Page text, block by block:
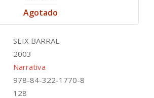
Agotado
SEIX BARRAL
2003
Narrativa
978-84-322-1770-8
128